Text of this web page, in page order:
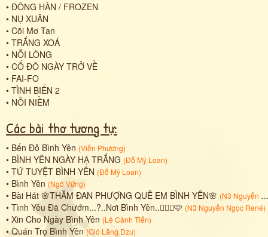
• ĐÔNG HÀN / FROZEN
• NỤ XUÂN
• Cõi Mơ Tan
• TRẮNG XOÁ
• NỖI LÒNG
• CỐ ĐÔ NGÀY TRỞ VỀ
• FAI-FO
• TÌNH BIỂN 2
• NỖI NIỀM
Các bài thơ tương tự:
• Bến Đỗ Bình Yên (Viễn Phương)
• BÌNH YÊN NGÀY HẠ TRẮNG (Đỗ Mỹ Loan)
• TỨ TUYỆT BÌNH YÊN (Đỗ Mỹ Loan)
• Bình Yên (Ngô Vững)
• Bài Hát 🌸THĂM ĐAN PHƯỢNG QUÊ EM BÌNH YÊN🌸 (N3 Nguyễn Ngọc René
• Tình Yêu Đã Chướm...?..Nơi Bình Yên..👩‍❤️‍👨🩷 (N3 Nguyễn Ngọc René)
• Xin Cho Ngày Bình Yên (Lê Cảnh Tiến)
•Quán Trọ Bình Yên (Gió Lãng Dzu)